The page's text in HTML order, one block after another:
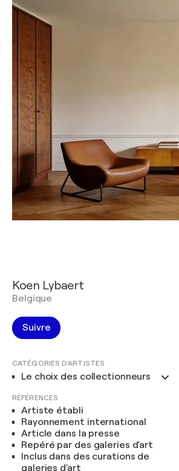
Koen Lybaert
Belgique
Suivre
CATÉGORIES D'ARTISTES
Le choix des collectionneurs
RÉFÉRENCES
Artiste établi
Rayonnement international
Article dans la presse
Repéré par des galeries d'art
Inclus dans des curations de
galeries d'art